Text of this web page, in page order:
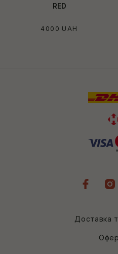
RED
4000 UAH
Доставка